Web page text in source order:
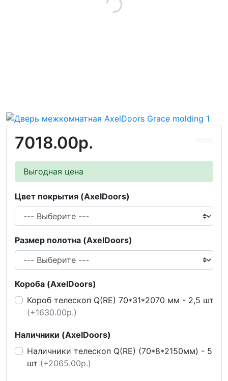
7018.00р.
Выгодная цена
Цвет покрытия (AxelDoors)
Размер полотна (AxelDoors)
Короба (AxelDoors)
Короб телескоп Q(RE) 70*31*2070 мм - 2,5 шт
(+1630.00р.)
Наличники (AxelDoors)
Наличники телескоп Q(RE) (70*8*2150мм) - 5
шт (+2065.00р.)